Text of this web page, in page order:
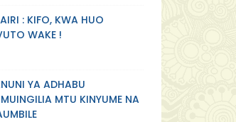
: KIFO, KWA HUO
WAKE !
YA ADHABU
MTU KINYUME NA